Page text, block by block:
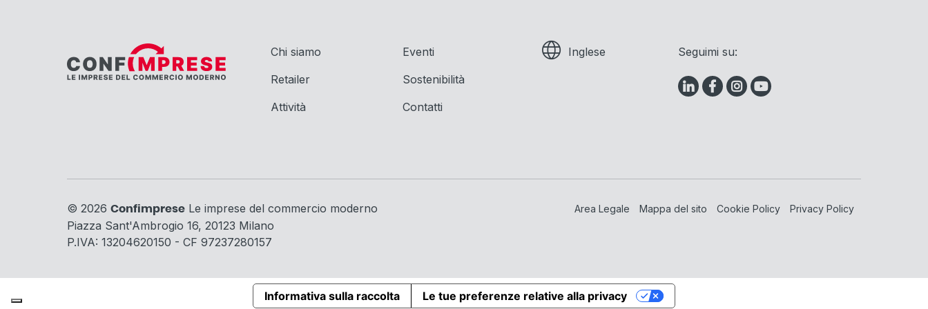
Chi siamo
Retailer
Attività
Eventi
Sostenibilità
Contatti
Inglese Seguimi su:
© 2026 Confimprese Le imprese del commercio moderno
Piazza Sant'Ambrogio 16, 20123 Milano
P.IVA: 13204620150 - CF 97237280157
Area Legale Mappa del sito Cookie Policy Privacy Policy
Informativa sulla raccolta Le tue preferenze relative alla privacy